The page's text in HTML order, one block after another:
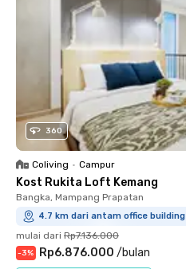
360
Coliving • Campur
Kost Rukita Loft Kemang
Bangka, Mampang Prapatan
4.7 km dari antam office building
mulai dari Rp7.136.000
-3% Rp6.876.000 /bulan